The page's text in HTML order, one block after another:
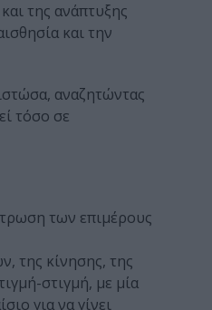
της ανάπτυξης
και την
αναζητώντας
τόσο σε
των επιμέρους
της κίνησης, της
στιγμή, με μία
για να γίνει